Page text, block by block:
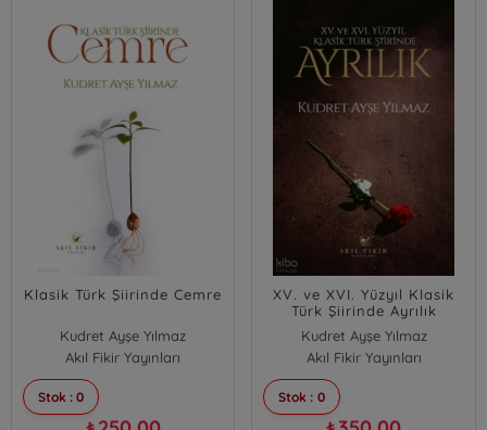
Klasik Türk Şiirinde Cemre
Kudret Ayşe Yılmaz
Akıl Fikir Yayınları
Stok : 0
XV. ve XVI. Yüzyıl Klasik
Türk Şiirinde Ayrılık
Kudret Ayşe Yılmaz
Akıl Fikir Yayınları
Stok : 0